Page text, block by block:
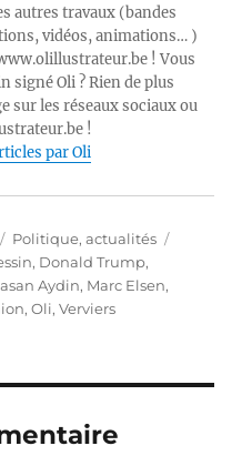
autres travaux (bandes
vidéos, animations… )
! Vous
signé Oli ? Rien de plus
sur les réseaux sociaux ou
!
par Oli
Catégories
Politique, actualités
, Donald Trump,
Aydin, Marc Elsen,
,Oli,Verviers